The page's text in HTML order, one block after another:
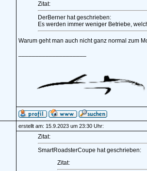
Zitat:
DerBerner hat geschrieben:
Es werden immer weniger Betriebe,
Warum geht man auch nicht ganz normal zum
erstellt am: 15.9.2023 um 23:30 Uhr:
Zitat:
SmartRoadsterCoupe hat geschrieben:
Zitat: